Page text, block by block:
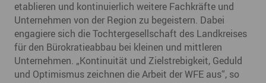
etablieren und kontinuierlich weitere Fachkräfte und
Unternehmen von der Region zu begeistern. Dabei
engagiere sich die Tochtergesellschaft des Landkreises
für den Bürokratieabbau bei kleinen und mittleren
Unternehmen. „Kontinuität und Zielstrebigkeit, Geduld
und Optimismus zeichnen die Arbeit der WFE aus“, so